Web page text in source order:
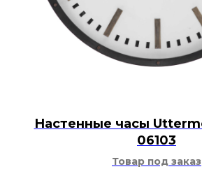
Настенные часы
06103
Товар под заказ